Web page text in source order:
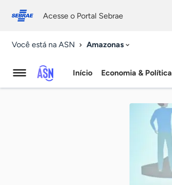
conosco
Acesse o Portal Sebrae
Você está na ASN Amazonas
Agência
Início Economia & Política